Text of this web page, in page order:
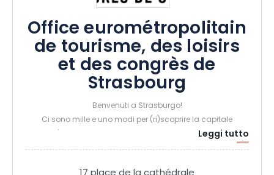
Office eurométropolitain
de tourisme, des loisirs
et des congrès de
Strasbourg
Benvenuti a Strasburgo!
Ci sono mille e uno modi per (ri)scoprire la capitale
dell'Alsazia, ed è quello che vorremmo mostrare a
chiunque sia curioso di conoscerla attraverso il nostro
Leggi tutto